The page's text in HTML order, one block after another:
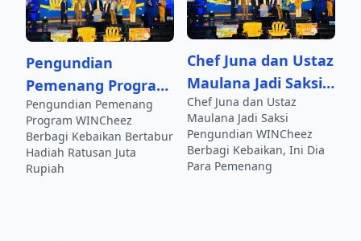
Pengundian
Pemenang Program
WINCheez Berbagi
Kebaikan Bertabur
Hadiah Ratusan
Juta Rupiah
Pengundian Pemenang
Program WINCheez
Berbagi Kebaikan Bertabur
Hadiah Ratusan Juta
Rupiah
Chef Juna dan Ustaz
Maulana Jadi Saksi
Pengundian
WINCheez Berbagi
Kebaikan, Ini Dia
Para Pemenang
Chef Juna dan Ustaz
Maulana Jadi Saksi
Pengundian WINCheez
Berbagi Kebaikan, Ini Dia
Para Pemenang